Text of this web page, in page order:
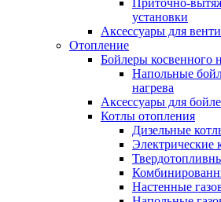
Приточно-
установки
Аксессуары для
Отопление
Бойлеры косвенного
Напольные
нагрева
Аксессуары для
Котлы отопления
Дизельные
Электрические
Настенные